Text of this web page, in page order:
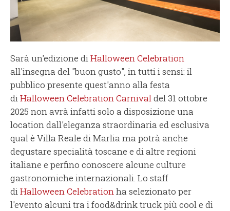
Sarà un'edizione diHalloween Celebration
all'insegna del "buon gusto", in tutti i sensi: il
pubblico presente quest'anno alla festa
diHalloween Celebration Carnivaldel 31 ottobre
2025 non avrà infatti solo a disposizione una
location dall'eleganza straordinaria ed esclusiva
qual è Villa Reale di Marlia ma potrà anche
degustare specialità toscane e di altre regioni
italiane e perfino conoscere alcune culture
gastronomiche internazionali. Lo staff
diHalloween Celebrationha selezionato per
l'evento alcuni tra i food&drink truck più cool e di